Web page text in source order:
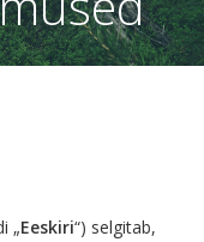
„Eeskiri“) selgitab,